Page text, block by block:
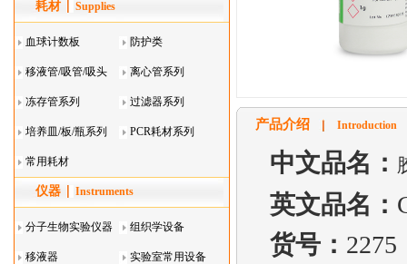
耗材 Supplies
血球计数板 防护类
移液管/吸管/吸头
系列
离心管系列
冻存管系列 过滤器系列
培养皿/板/瓶系列 PCR耗材系列
常用耗材
仪器 Instruments
分子生物实验仪器 组织学设备
移液器 实验室常用设备
产品介绍 Introduction
中文品名：
英文品名：
货号： 2275